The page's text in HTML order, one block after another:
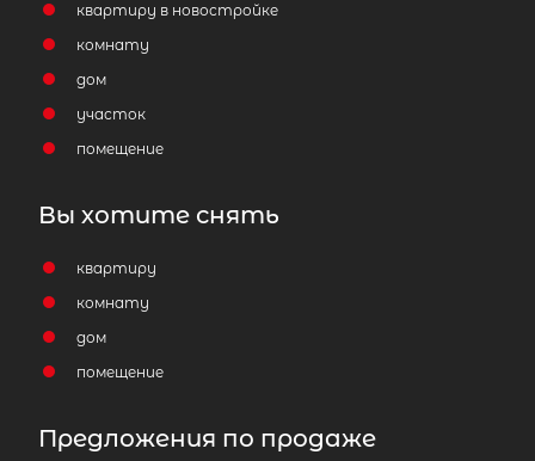
квартиру в новостройке
комнату
дом
участок
помещение
Вы хотите снять
квартиру
комнату
дом
помещение
Предложения по продаже